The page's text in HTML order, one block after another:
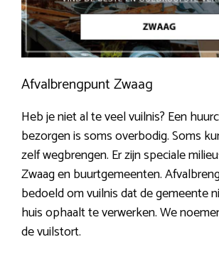
Afvalbrengpunt Zwaag
Heb je niet al te veel vuilnis? Een
bezorgen is soms overbodig. Soms
zelf wegbrengen. Er zijn speciale
Zwaag en buurtgemeenten.
bedoeld om vuilnis dat de gemeente
huis ophaalt te verwerken. We
de vuilstort.